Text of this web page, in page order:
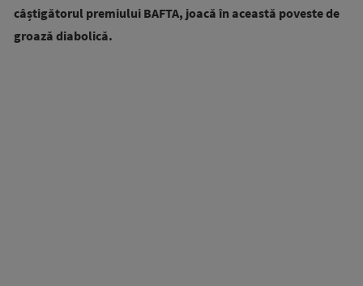
câștigătorul premiului BAFTA, joacă în această poveste de
groază diabolică.